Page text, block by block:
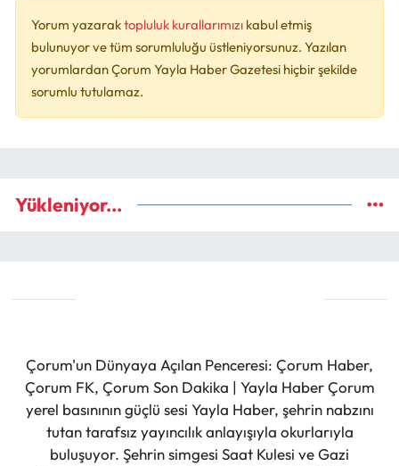
Yorum yazaraktopluluk kurallarımızı kabul etmiş
bulunuyor ve tüm sorumluluğu üstleniyorsunuz. Yazılan
yorumlardan Çorum Yayla Haber Gazetesi hiçbir şekilde
sorumlu tutulamaz.
Yükleniyor...
Çorum'un Dünyaya Açılan Penceresi: Çorum Haber,
Çorum FK, Çorum Son Dakika | Yayla Haber Çorum
yerel basınının güçlü sesi Yayla Haber, şehrin nabzını
tutan tarafsız yayıncılık anlayışıyla okurlarıyla
buluşuyor. Şehrin simgesi Saat Kulesi ve Gazi